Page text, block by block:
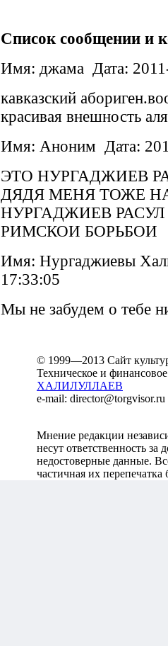
Список сообщении и
Имя: джама Дата:
кавказский
красивая внешность
Имя: Аноним Дата:
ЭТО НУРГАДЖИЕВ
ДЯДЯ МЕНЯ ТОЖЕ
НУРГАДЖИЕВ
РИМСКОИ БОРЬБОИ
Имя: Нургаджиевы
17:33:05
Мы не забудем о тебе
© 1999—2013 Сайт
Техническое и
ХАЛИЛУЛЛАЕВ
e-mail:
Мнение редакции
несут ответственность
недостоверные данные.
частичная их